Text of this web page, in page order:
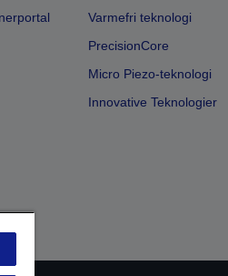
Varmefri teknologi
PrecisionCore
Micro Piezo-teknologi
Innovative Teknologier